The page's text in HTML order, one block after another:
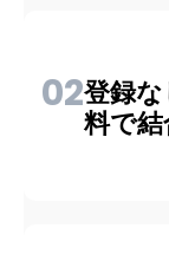
02登録
料で